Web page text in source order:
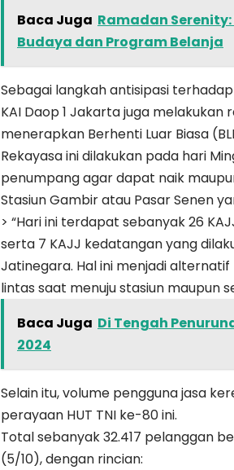
Baca Juga Ramadan
Budaya dan Program Belanja
Sebagai langkah antisipasi
KAI Daop 1 Jakarta juga
menerapkan Berhenti Luar Biasa
Rekayasa ini dilakukan pada hari
penumpang agar dapat naik
Stasiun Gambir atau Pasar Senen
> “Hari ini terdapat sebanyak 26
serta 7 KAJJ kedatangan yang
Jatinegara. Hal ini menjadi
lintas saat menuju stasiun maupun
Baca Juga Di Tengah
2024
Selain itu, volume pengguna jasa
perayaan HUT TNI ke-80 ini.
Total sebanyak 32.417 pelanggan
(5/10), dengan rincian: